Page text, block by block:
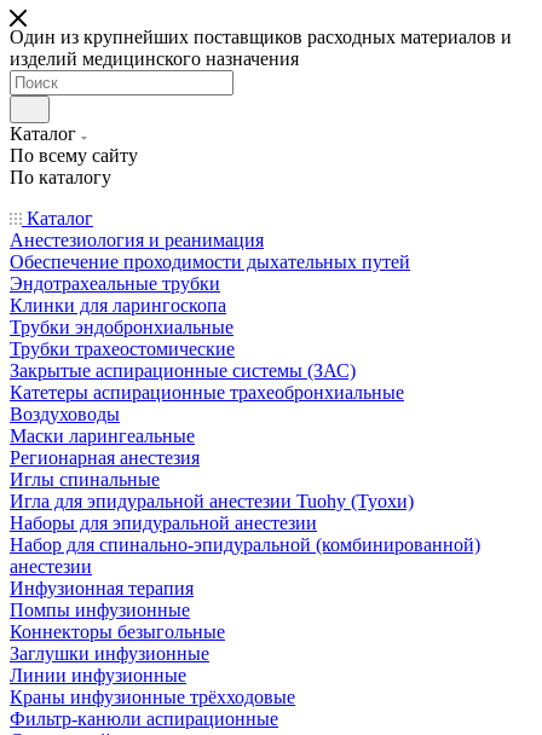
Один из крупнейших поставщиков расходных материалов и
изделий медицинского назначения
Каталог
По всему сайту
По каталогу
Каталог
Анестезиология и реанимация
Обеспечение проходимости дыхательных путей
Эндотрахеальные трубки
Клинки для ларингоскопа
Трубки эндобронхиальные
Трубки трахеостомические
Закрытые аспирационные системы (ЗАС)
Катетеры аспирационные трахеобронхиальные
Воздуховоды
Маски ларингеальные
Регионарная анестезия
Иглы спинальные
Игла для эпидуральной анестезии Tuohy (Туохи)
Наборы для эпидуральной анестезии
Набор для спинально-эпидуральной (комбинированной)
анестезии
Инфузионная терапия
Помпы инфузионные
Коннекторы безыгольные
Заглушки инфузионные
Линии инфузионные
Краны инфузионные трёхходовые
Фильтр-канюли аспирационные